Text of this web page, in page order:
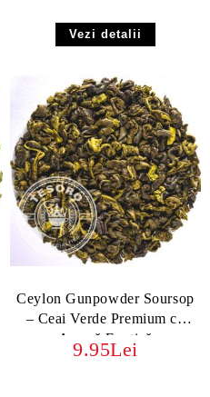
Vezi detalii
Ceylon Gunpowder Soursop
– Ceai Verde Premium cu
Aromă Exotică
9.95Lei